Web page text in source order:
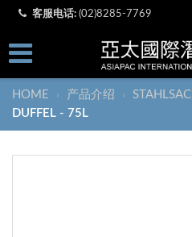
客服电话: (02)8285-7769
HOME › 产品介绍 › STAHLSAC
DUFFEL - 75L